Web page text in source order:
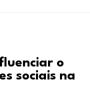
o
sociais na